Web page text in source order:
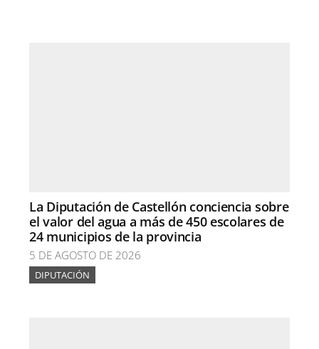
La Diputación de Castellón conciencia sobre
el valor del agua a más de 450 escolares de
24 municipios de la provincia
5 DE AGOSTO DE 2026
DIPUTACIÓN